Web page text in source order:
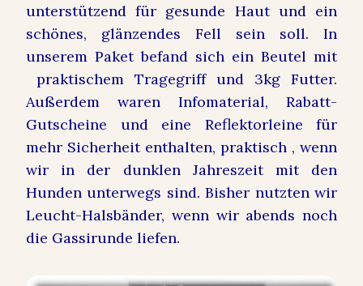
unterstützend für gesunde Haut und ein
schönes, glänzendes Fell sein soll. In
unserem Paket befand sich ein Beutel mit
praktischem Tragegriff und 3kg Futter.
Außerdem waren Infomaterial, Rabatt-
Gutscheine und eine Reflektorleine für
mehr Sicherheit enthalten, praktisch , wenn
wir in der dunklen Jahreszeit mit den
Hunden unterwegs sind. Bisher nutzten wir
Leucht-Halsbänder, wenn wir abends noch
die Gassirunde liefen.